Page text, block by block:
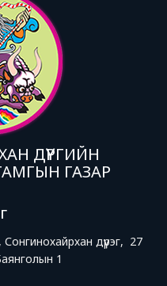
ДҮҮРГИЙН
ГАЗАР
дүүрэг, 27
1